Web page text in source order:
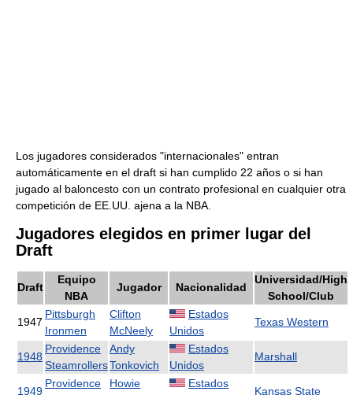
Los jugadores considerados "internacionales" entran
automáticamente en el draft si han cumplido 22 años o si han
jugado al baloncesto con un contrato profesional en cualquier otra
competición de EE.UU. ajena a la NBA.
Jugadores elegidos en primer lugar del
Draft
Draft
Equipo
NBA
Jugador Nacionalidad
Universidad/High
School/Club
1947
Pittsburgh
Ironmen
Clifton
McNeely
Estados
Unidos
Texas Western
1948
Providence
Steamrollers
Andy
Tonkovich
Estados
Unidos
Marshall
1949
Providence
Howie
Estados
Kansas State